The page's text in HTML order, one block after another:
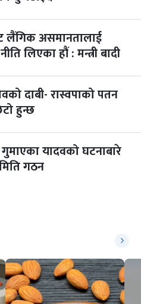
लैंगिक असमानतालाई
लिएका हौं : मन्त्री बादी
दाबी- रास्वपाको पतन
हुन्छ
यादवको घटनाबारे
गठन